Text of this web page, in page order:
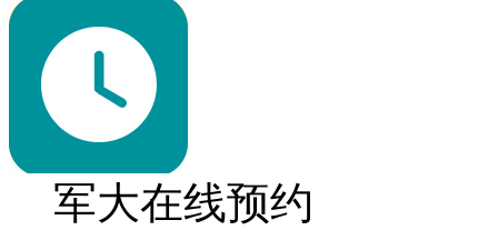
军大在线预约